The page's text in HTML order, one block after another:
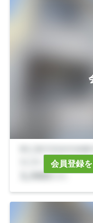
会員登録